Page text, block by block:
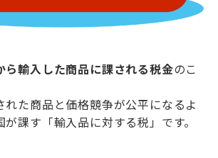
ら輸入した商品に課される税金のこ
れた商品と価格競争が公平になるよ
課す「輸入品に対する税」です。